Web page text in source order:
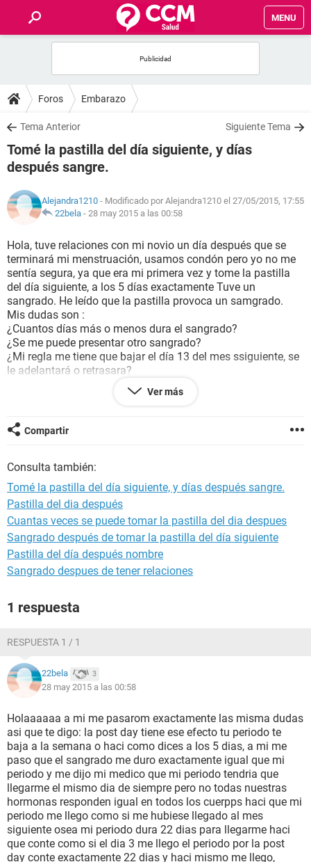
MENU
FOROS
SALUD
FAMILIA
NUTRICIÓN
SEXUALIDAD
GLOSARIO
Foros Embarazo
Tema Anterior Siguiente Tema
Tomé la pastilla del día siguiente, y días
después sangre.
Alejandra1210 - Modificado por Alejandra1210 el 27/05/2015, 17:55
22bela - 28 may 2015 a las 00:58
Hola, tuve relaciones con mi novio un día después que se
terminará mi menstruación, usamos condón pero yo no me
sentía segura, ya que era mi primera vez y tome la pastilla
del día siguiente, a los 5 días exactamente Tuve un
sangrado. He leído que la pastilla provoca un samgrado.
Mis dudas son :
¿Cuantos días más o menos dura el sangrado?
¿Se me puede presentar otro sangrado?
¿Mi regla me tiene que bajar el día 13 del mes ssiguiente, se
le adelantará o retrasara?
¿Será mi regla o sólo es el sangrado que se da por la
pastilla,? Para mi regla falta más o menos 16 días.
agradecería mucho, estoy algo preocupada
Besos
Ver más
Compartir
Consulta también:
Tomé la pastilla del día siguiente, y días después sangre.
Pastilla del dia después
Cuantas veces se puede tomar la pastilla del dia despues
Sangrado después de tomar la pastilla del día siguiente
Pastilla del día después nombre
Sangrado despues de tener relaciones
1 respuesta
RESPUESTA 1 / 1
22bela 3
28 may 2015 a las 00:58
Holaaaaaa a mi me pasarom exactamente las misma dudas
asi que te digo: la post day tiene ese efecto tu periodo te
baja a la semana o haci como dices a los 5 dias, a mi me
paso que el sangrado me duro exactamente igual que mi
periodo y me dijo mi medico que mi periodo tendria que
llegarme el mismo dia de siempre pero no todas nuestras
hormonas responden igual en todos los cuerpps haci que mi
periodo me llego como si me hubiese llegado al mes
siguiente osea mi periodo dura 22 dias para llegarme haci
que conte como si el dia 3 me llego el periodo por la post
day conte exactamente 22 dias y haci mismo me llego,